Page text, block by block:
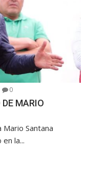
0
MARIO
Mario Santana
la...